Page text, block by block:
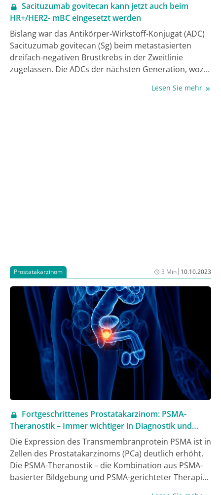
Sacituzumab govitecan kann jetzt auch beim
HR+/HER2- mBC eingesetzt werden
Bislang war das Antikörper-Wirkstoff-Konjugat (ADC)
Sacituzumab govitecan (Sg) beim metastasierten
dreifach-negativen Brustkrebs in der Zweitlinie
zugelassen. Die ADCs der nächsten Generation, wozu
1. Generation durch verbesserte Linker-Technologie
Lesen Sie mehr
Prostatakarzinom 3 Min| 10.10.2023
Fortgeschrittenes Prostatakarzinom: PSMA-
Theranostik – Immer wichtiger in Diagnostik und
Therapie
Die Expression des Transmembranprotein PSMA ist in
Zellen des Prostatakarzinoms (PCa) deutlich erhöht.
Die PSMA-Theranostik – die Kombination aus PSMA-
basierter Bildgebung und PSMA-gerichteter Therapie